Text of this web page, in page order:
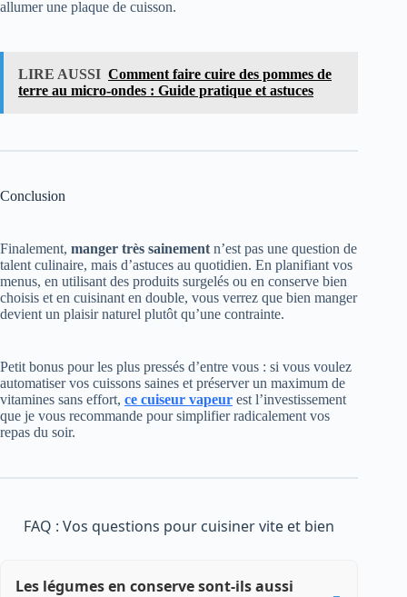
allumer une plaque de cuisson.
LIRE AUSSI Comment faire cuire des pommes de
terre au micro-ondes : Guide pratique et astuces
Conclusion
Finalement, manger très sainement n’est pas une question de
talent culinaire, mais d’astuces au quotidien. En planifiant vos
menus, en utilisant des produits surgelés ou en conserve bien
choisis et en cuisinant en double, vous verrez que bien manger
devient un plaisir naturel plutôt qu’une contrainte.
Petit bonus pour les plus pressés d’entre vous : si vous voulez
automatiser vos cuissons saines et préserver un maximum de
vitamines sans effort, ce cuiseur vapeur est l’investissement
que je vous recommande pour simplifier radicalement vos
repas du soir.
FAQ : Vos questions pour cuisiner vite et bien
Les légumes en conserve sont-ils aussi